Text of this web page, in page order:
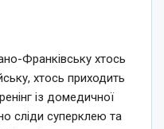
Франківську хтось
хтось приходить
із домедичної
сліди суперклею та